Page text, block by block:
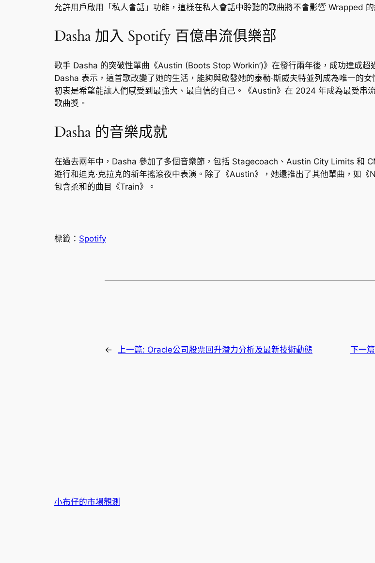
允許用戶啟用「私人會話」功能，這樣在私人會話中聆聽的歌曲將不會影響 Wrapped 的
Dasha 加入 Spotify 百億串流俱樂部
歌手 Dasha 的突破性單曲《Austin (Boots Stop Workin’)》在發行兩年後，成功達成
Dasha 表示，這首歌改變了她的生活，能夠與啟發她的泰勒·斯威夫特並列成為唯一的
初衷是希望能讓人們感受到最強大、最自信的自己。《Austin》在 2024 年成為最受串
歌曲獎。
Dasha 的音樂成就
在過去兩年中，Dasha 參加了多個音樂節，包括 Stagecoach、Austin City Limits 和
遊行和迪克·克拉克的新年搖滾夜中表演。除了《Austin》，她還推出了其他單曲，如
包含柔和的曲目《Train》。
標籤： Spotify
← 上一篇: Oracle公司股票回升潛力分析及最新技術動態 下一
小布仔的市場觀測